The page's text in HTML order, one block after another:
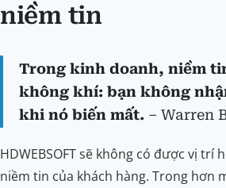
niềm tin
Trong kinh doanh, niềm
không khí: bạn không
khi nó biến mất. – Warren
HDWEBSOFT sẽ không có được vị trí
niềm tin của khách hàng. Trong hơn